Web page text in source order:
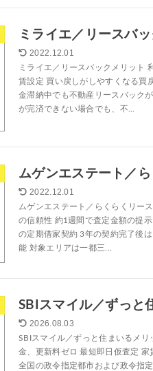
ミライエ／リースバッ
2022.12.01
ミライエ／リースバックメリット
賃設定 買い戻しがしやすくなる買
金滞納中でも不動産リースバック
が完済できない場合でも、不...
ムゲンエステート／
2022.12.01
ムゲンエステート／らくらくリー
の信頼性 約1週間で査定金額の提
の定期借家契約 3年の契約完了後
能 対象エリアは一都三...
SBIスマイル／ずっと
2026.08.03
SBIスマイル／ずっと住まいるメ
金、更新料ゼロ 最短即日仮査定
全国の政令指定都市および政令指